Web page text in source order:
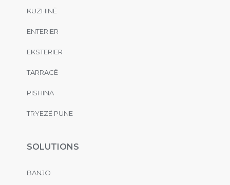
KUZHINË
ENTERIER
EKSTERIER
TARRACË
PISHINA
TRYEZË PUNE
SOLUTIONS
BANJO